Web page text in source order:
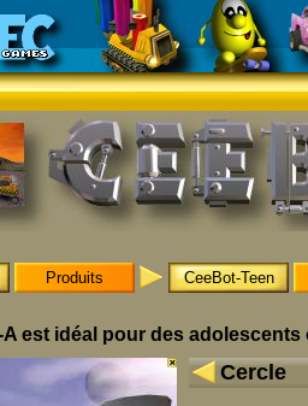
Produits CeeBot-Teen
est idéal pour des adolescents
Cercle